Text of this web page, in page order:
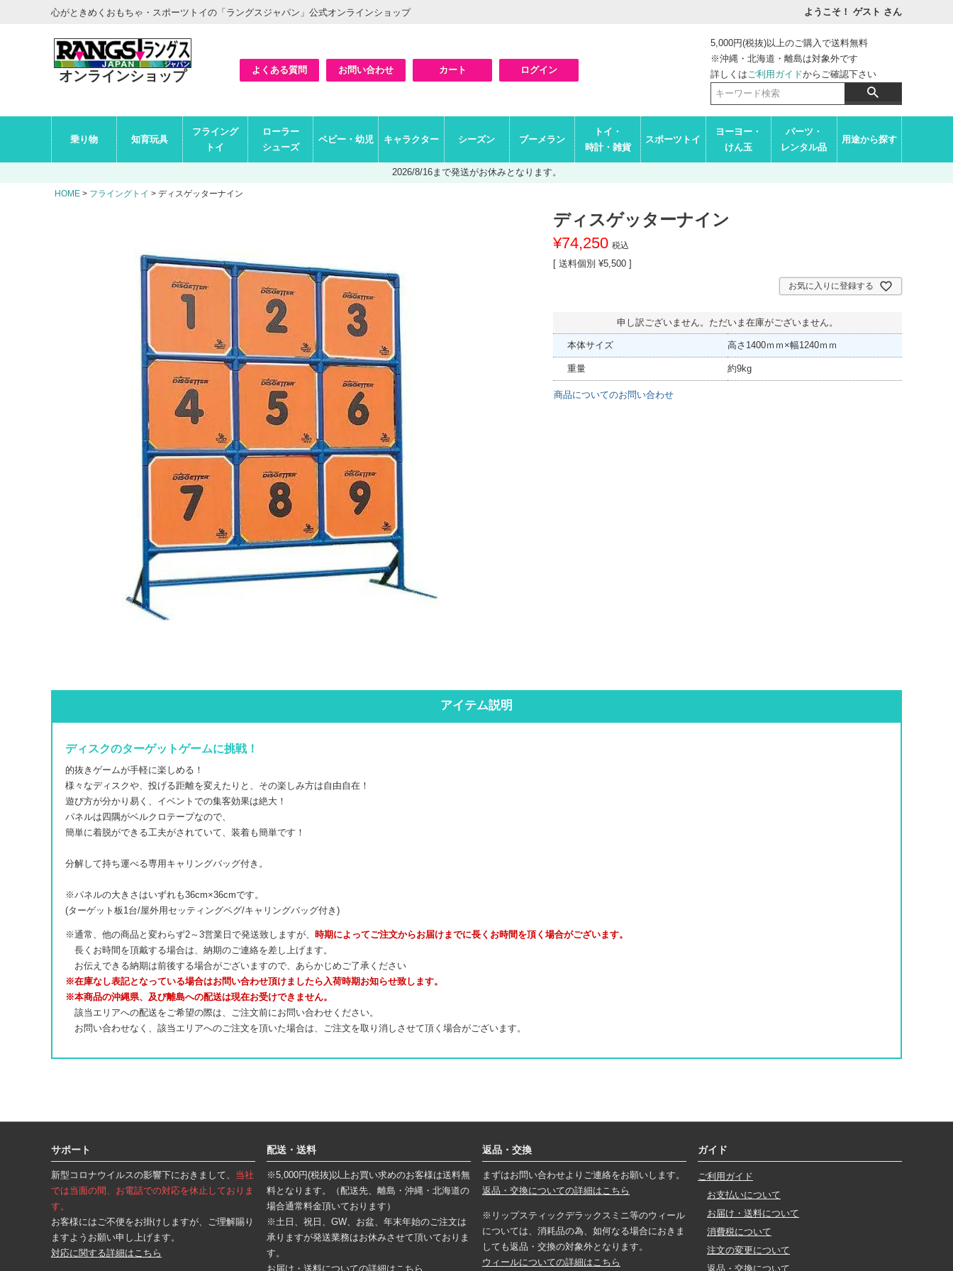
心がときめくおもちゃ・スポーツトイの「ラングスジャパン」公式オンラインショップ ようこそ！ ゲスト さん
オンラインショップ よくある質問 お問い合わせ カート ログイン
5,000円(税抜)以上のご購入で送料無料
※沖縄・北海道・離島は対象外です
詳しくはご利用ガイドからご確認下さい
ル
ビ
乗り物 知育玩具
フライング
トイ
ローラー
シューズ
ベビー・幼児 キャラクター シーズン ブーメラン
トイ・
時計・雑貨
スポーツトイ
ヨーヨー・
けん玉
パーツ・
レンタル品
用途から探す
2026/8/16まで発送がお休みとなります。
HOME フライングトイ ディスゲッターナイン
アイテム説明
ディスクのターゲットゲームに挑戦！
的抜きゲームが手軽に楽しめる！
様々なディスクや、投げる距離を変えたりと、その楽しみ方は自由自在！
遊び方が分かり易く、イベントでの集客効果は絶大！
パネルは四隅がベルクロテープなので、
簡単に着脱ができる工夫がされていて、装着も簡単です！
分解して持ち運べる専用キャリングバッグ付き。
※パネルの大きさはいずれも36cm×36cmです。
(ターゲット板1台/屋外用セッティングペグ/キャリングバッグ付き)
※通常、他の商品と変わらず2～3営業日で発送致しますが、 時期によってご注文からお届けまでに長くお時間を頂く場合がございます。
長くお時間を頂戴する場合は、納期のご連絡を差し上げます。
お伝えできる納期は前後する場合がございますので、あらかじめご了承ください
※在庫なし表記となっている場合はお問い合わせ頂けましたら入荷時期お知らせ致します。
※本商品の沖縄県、及び離島への配送は現在お受けできません。
該当エリアへの配送をご希望の際は、ご注文前にお問い合わせください。
お問い合わせなく、該当エリアへのご注文を頂いた場合は、ご注文を取り消しさせて頂く場合がございます。
ディスゲッターナイン
¥74,250 税込
送料個別 ¥5,500
お気に入りに登録する
申し訳ございません。ただいま在庫がございません。
本体サイズ 高さ1400ｍｍ×幅1240ｍｍ
重量 約9kg
商品についてのお問い合わせ
サポート
新型コロナウイルスの影響下におきまして、 当社
では当面の間、お電話での対応を休止しておりま
す。
お客様にはご不便をお掛けしますが、ご理解賜り
ますようお願い申し上げます。
対応に関する詳細はこちら
配送・送料
※5,000円(税抜)以上お買い求めのお客様は送料無
料となります。（配送先、離島・沖縄・北海道の
場合通常料金頂いております）
※土日、祝日、GW、お盆、年末年始のご注文は
承りますが発送業務はお休みさせて頂いておりま
す。
お届け・送料についての詳細はこちら
返品・交換
まずはお問い合わせよりご連絡をお願いします。
返品・交換についての詳細はこちら
※リップスティックデラックスミニ等のウィール
については、消耗品の為、如何なる場合におきま
しても返品・交換の対象外となります。
ウィールについての詳細はこちら
ガイド
ご利用ガイド
お支払いについて
お届け・送料について
消費税について
注文の変更について
返品・交換について